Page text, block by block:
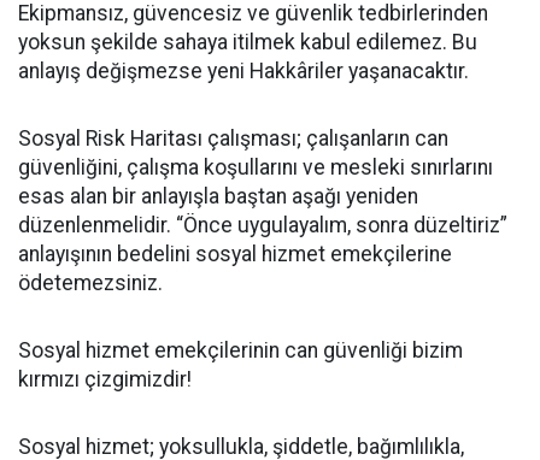
Ekipmansız, güvencesiz ve güvenlik tedbirlerinden
yoksun şekilde sahaya itilmek kabul edilemez. Bu
anlayış değişmezse yeni Hakkâriler yaşanacaktır.
Sosyal Risk Haritası çalışması; çalışanların can
güvenliğini, çalışma koşullarını ve mesleki sınırlarını
esas alan bir anlayışla baştan aşağı yeniden
düzenlenmelidir. “Önce uygulayalım, sonra düzeltiriz”
anlayışının bedelini sosyal hizmet emekçilerine
ödetemezsiniz.
Sosyal hizmet emekçilerinin can güvenliği bizim
kırmızı çizgimizdir!
Sosyal hizmet; yoksullukla, şiddetle, bağımlılıkla,